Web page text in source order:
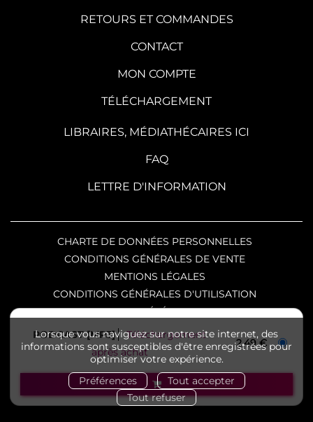
Lorsque vous naviguez sur notre site internet, des
informations sont susceptibles d'être enregistrées pour
optimiser votre expérience.
Préférences
Tout accepter
Tout refuser
PODCAST [MP3]
Téléchargement
après achat
2,49 €
RETOURS ET COMMANDES
CONTACT
MON COMPTE
TÉLÉCHARGEMENT
LIBRAIRES, MÉDIATHÉCAIRES ICI
FAQ
LETTRE D'INFORMATION
CHARTE DE DONNÉES PERSONNELLES
CONDITIONS GÉNÉRALES DE VENTE
MENTIONS LÉGALES
CONDITIONS GÉNÉRALES D'UTILISATION
CHARTE DE RÉFÉRENCEMENT
Copyright © 2026 SKA éditeur
numérique et Nuxos Publishing Technologies.
etIZIBOOKS®sont des marques
déposées de la société NUXOS PUBLISHING
TECHNOLOGIES.